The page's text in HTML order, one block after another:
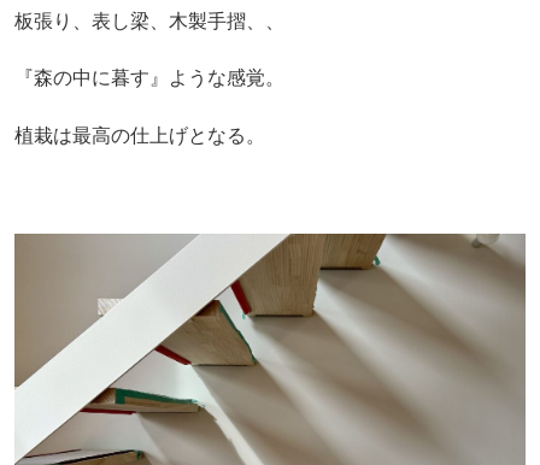
板張り、表し梁、木製手摺、、
『森の中に暮す』ような感覚。
植栽は最高の仕上げとなる。